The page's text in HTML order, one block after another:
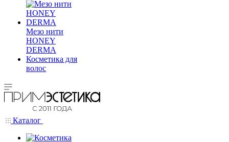
Мезо нити
HONEY
DERMA
Косметика для
волос
Каталог